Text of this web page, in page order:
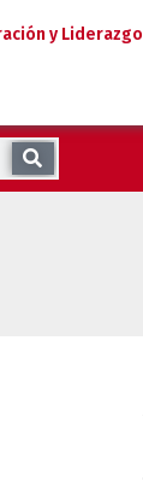
y Liderazgo